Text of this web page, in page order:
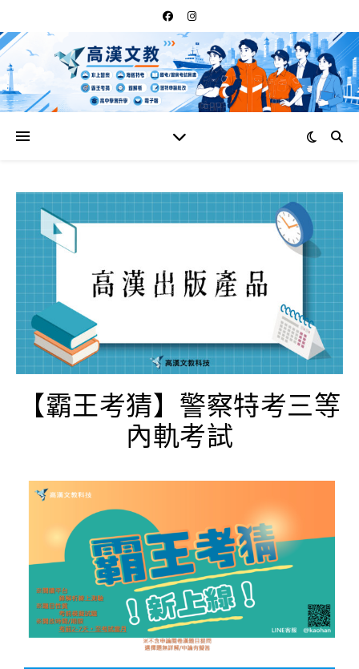
【霸王考猜】警察特考三等
內軌考試